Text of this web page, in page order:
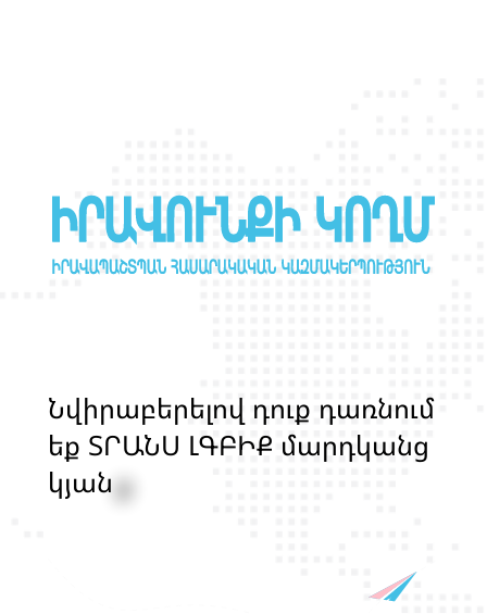
Նվիրաբերելով դոք դառնոմ
եք ՏՐԱՆՍ ԼԳԲԻՔ մարդկանց
կյանքի